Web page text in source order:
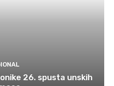
26. spusta unskih